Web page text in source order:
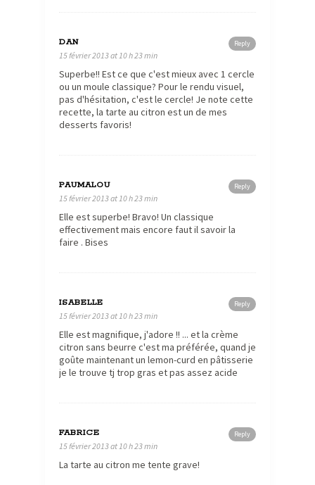
Reply
DAN
15 février 2013 at 10 h 23 min
Superbe!! Est ce que c'est mieux avec 1 cercle
ou un moule classique? Pour le rendu visuel,
pas d'hésitation, c'est le cercle! Je note cette
recette, la tarte au citron est un de mes
desserts favoris!
Reply
PAUMALOU
15 février 2013 at 10 h 23 min
Elle est superbe! Bravo! Un classique
effectivement mais encore faut il savoir la
faire . Bises
Reply
ISABELLE
15 février 2013 at 10 h 23 min
Elle est magnifique, j'adore !! ... et la crème
citron sans beurre c'est ma préférée, quand je
goûte maintenant un lemon-curd en pâtisserie
je le trouve tj trop gras et pas assez acide
Reply
FABRICE
15 février 2013 at 10 h 23 min
La tarte au citron me tente grave!